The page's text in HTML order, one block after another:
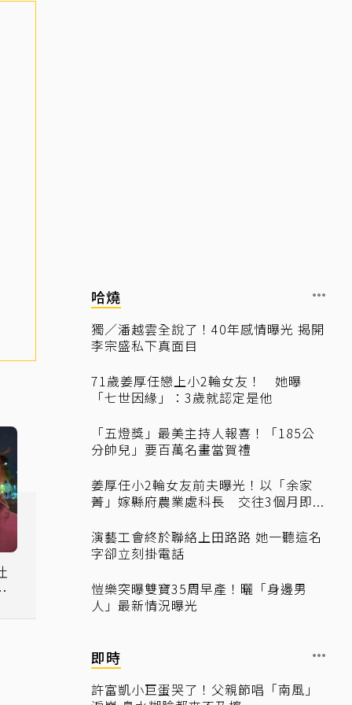
哈燒
獨／潘越雲全說了！40年感情曝光 揭開
李宗盛私下真面目
71歲姜厚任戀上小2輪女友！ 她曝
「七世因緣」：3歲就認定是他
「五燈獎」最美主持人報喜！「185公
分帥兒」要百萬名畫當賀禮
姜厚任小2輪女友前夫曝光！以「余家
菁」嫁縣府農業處科長 交往3個月即...
演藝工會終於聯絡上田路路 她一聽這名
字卻立刻掛電話
愷樂突曝雙寶35周早產！曬「身邊男
人」最新情況曝光
即時
許富凱小巨蛋哭了！父親節唱「南風」